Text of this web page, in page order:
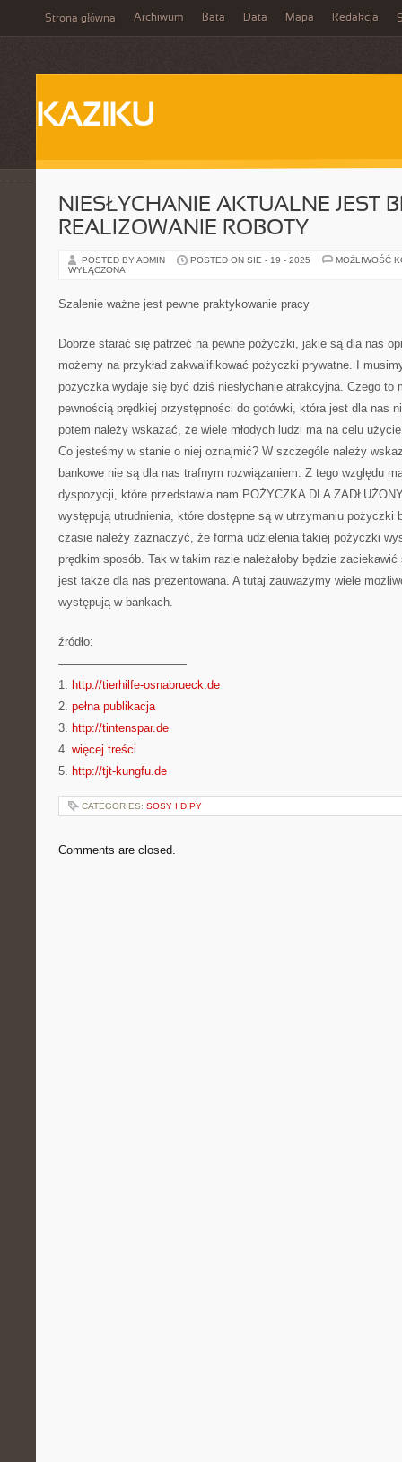
Strona główna Archiwum Bata Data Mapa Redakcja
KAZIKU
NIESŁYCHANIE AKTUALNE JEST
REALIZOWANIE ROBOTY
POSTED BY ADMIN POSTED ON SIE - 19 - 2025
MOŻLIWOŚĆ
WYŁĄCZONA
Szalenie ważne jest pewne praktykowanie pracy
Dobrze starać się patrzeć na pewne pożyczki, jakie są dla nas
możemy na przykład zakwalifikować pożyczki prywatne. I
pożyczka wydaje się być dziś niesłychanie atrakcyjna. Czego to
pewnością prędkiej przystępności do gotówki, która jest dla nas
potem należy wskazać, że wiele młodych ludzi ma na celu
Co jesteśmy w stanie o niej oznajmić? W szczególe należy
bankowe nie są dla nas trafnym rozwiązaniem. Z tego względu
dyspozycji, które przedstawia nam POŻYCZKA DLA
występują utrudnienia, które dostępne są w utrzymaniu pożyczki
czasie należy zaznaczyć, że forma udzielenia takiej pożyczki
prędkim sposób. Tak w takim razie należałoby będzie
jest także dla nas prezentowana. A tutaj zauważymy wiele
występują w bankach.
źródło:
———————————
1. http://tierhilfe-osnabrueck.de
2. pełna publikacja
3. http://tintenspar.de
4. więcej treści
5. http://tjt-kungfu.de
CATEGORIES: SOSY I DIPY
Comments are closed.